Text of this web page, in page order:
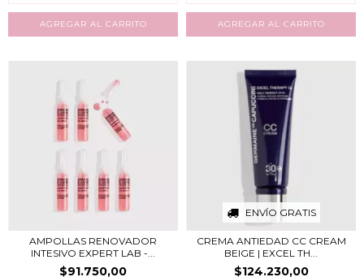
AMPOLLAS RENOVADOR
INTESIVO EXPERT LAB -...
$91.750,00
ENVÍO GRATIS
CREMA ANTIEDAD CC CREAM
BEIGE | EXCEL TH...
$124.230,00